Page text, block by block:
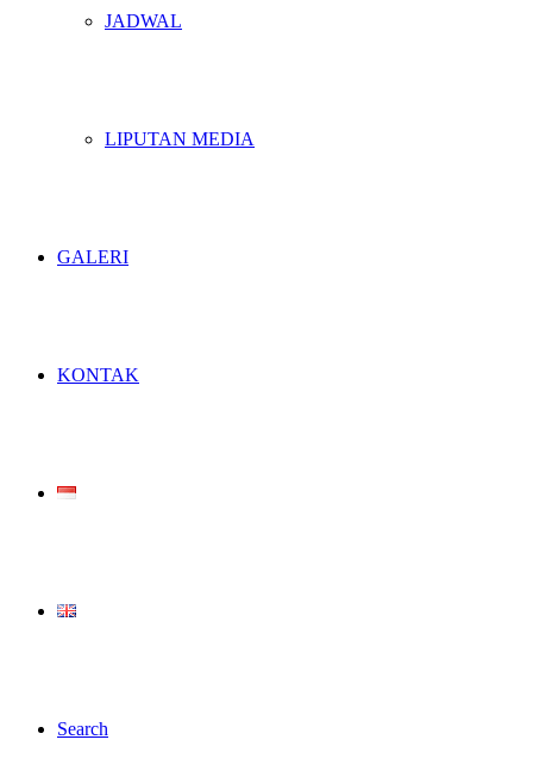
JADWAL
LIPUTAN MEDIA
GALERI
KONTAK
Search